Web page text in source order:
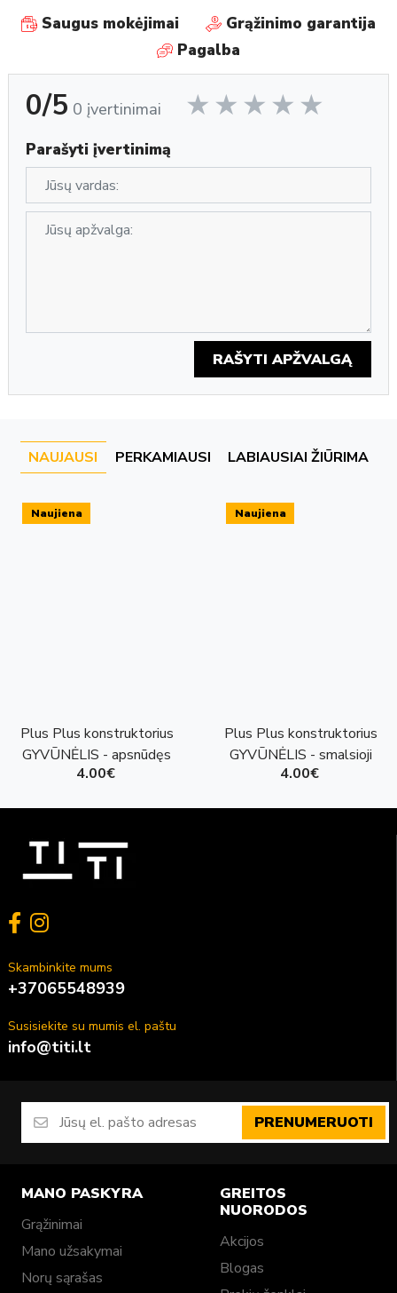
Saugus mokėjimai
Grąžinimo garantija
Pagalba
0/5 0 įvertinimai
Parašyti įvertinimą
RAŠYTI APŽVALGĄ
NAUJAUSI PERKAMIAUSI LABIAUSIAI ŽIŪRIMA
Naujiena
Plus Plus konstruktorius
GYVŪNĖLIS - apsnūdęs
vėžliukas
4.00€
Naujiena
Plus Plus konstruktorius
GYVŪNĖLIS - smalsioji
katytė
4.00€
Skambinkite mums
+37065548939
Susisiekite su mumis el. paštu
info@titi.lt
PRENUMERUOTI
MANO PASKYRA
Grąžinimai
Mano užsakymai
Norų sąrašas
GREITOS
NUORODOS
Akcijos
Blogas